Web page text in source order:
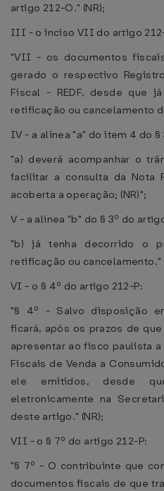
artigo 212-O." (NR);
III - o inciso VII do artigo
"VII - os documentos
gerado o respectivo
Fiscal - REDF, desde que
retificação ou cancelamento
IV - a alínea "a" do item 4 do
"a) deverá acompanhar o
facilitar a consulta da Nota
acoberta a operação; (NR)";
V - a alínea "b" do § 3º do
"b) já tenha decorrido o
retificação ou cancelamento."
VI - o § 4º do artigo 212-P:
"§ 4º - Salvo disposição
ficará, após os prazos de
apresentar ao fisco paulista
Fiscais de Venda a
ele emitidos, desde
eletronicamente na
deste artigo." (NR);
VII - o § 7º do artigo 212-P:
"§ 7º - O contribuinte que
documentos fiscais de que